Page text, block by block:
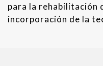
para la rehabilitación
incorporación de la